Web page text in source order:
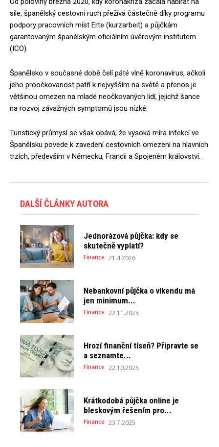
síle, španělský cestovní ruch přežívá částečně díky programu
podpory pracovních míst Erte (kurzarbeit) a půjčkám
garantovaným španělským oficiálním úvěrovým institutem
(ICO).
Španělsko v současné době čelí páté vlně koronavirus, ačkoli
jeho proočkovanost patří k nejvyšším na světě a přenos je
většinou omezen na mladé neočkovaných lidí, jejichž šance
na rozvoj závažných symptomů jsou nízké.
Turistický průmysl se však obává, že vysoká míra infekcí ve
Španělsku povede k zavedení cestovních omezení na hlavních
trzích, především v Německu, Francii a Spojeném království.
DALŠÍ ČLÁNKY AUTORA
Jednorázová půjčka: kdy se
skutečně vyplatí?
Finance 21.4.2026
Nebankovní půjčka o víkendu má
jen minimum...
Finance 22.11.2025
Hrozí finanční tíseň? Připravte se
a seznamte...
Finance 22.10.2025
Krátkodobá půjčka online je
bleskovým řešením pro...
Finance 23.7.2025